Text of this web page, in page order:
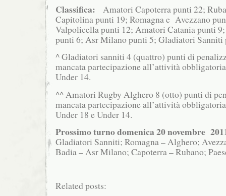
Classifica:
Amatori Capoterra punti 22;
Capitolina punti 19; Romagna e Avezzano
Valpolicella punti 12; Amatori Catania punti
punti 6; Asr Milano punti 5; Gladiatori Sanniti
^ Gladiatori sanniti 4 (quattro) punti di
mancata partecipazione all’attività
Under 14.
^^ Amatori Rugby Alghero 8 (otto) punti di
mancata partecipazione all’attività
Under 18 e Under 14.
Prossimo turno domenica 20 novembre
Gladiatori Sanniti; Romagna – Alghero;
Badia – Asr Milano; Capoterra – Rubano;
Related posts: